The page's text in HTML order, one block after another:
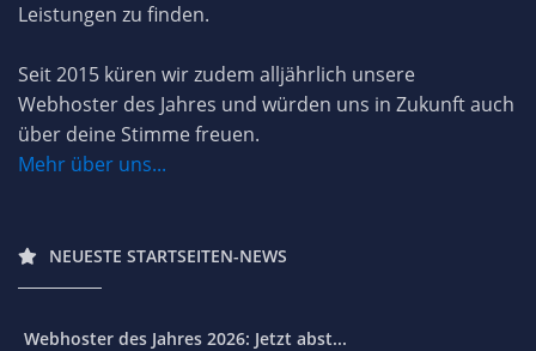
Leistungen zu finden.
Seit 2015 küren wir zudem alljährlich unsere
Webhoster des Jahres und würden uns in Zukunft auch
über deine Stimme freuen.
Mehr über uns...
NEUESTE STARTSEITEN-NEWS
Webhoster des Jahres 2026: Jetzt abst...